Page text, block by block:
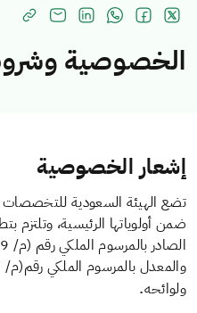
الخصوصية
إشعار الخصوصية
تضع الهيئة السعودية
ضمن أولوياتها الرئيسية، وتلتزم
ولوائحه.